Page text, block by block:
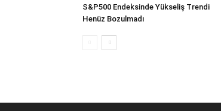
S&P500 Endeksinde Yükseliş Trendi
Henüz Bozulmadı